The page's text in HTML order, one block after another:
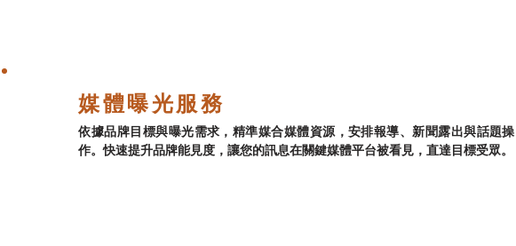
媒體曝光服務
依據品牌目標與曝光需求，精準媒合媒體資源，安排報導、新聞露出與話題操
作。快速提升品牌能見度，讓您的訊息在關鍵媒體平台被看見，直達目標受眾。